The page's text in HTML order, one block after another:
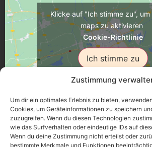
Zustimmung
Um dir ein optimales Erlebnis zu bieten,
Cookies, um Geräteinformationen zu speichern
zuzugreifen. Wenn du diesen Technologien
wie das Surfverhalten oder eindeutige IDs auf
Wenn du deine Zustimmung nicht erteilst oder
bestimmte Merkmale und Funktionen
Klicke auf "Ich stimme zu", um
maps zu aktivieren
Cookie-Richtlinie
Ich stimme zu
Üsenberger Strasse 11, 79346